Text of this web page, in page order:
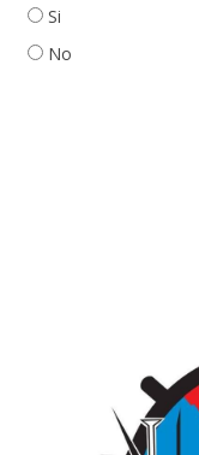
Si
No